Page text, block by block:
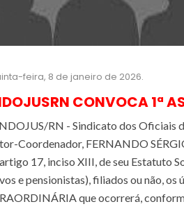
feira, 8 de janeiro de 2026.
CONVOCA 1ª
RN - Sindicato dos Oficiais
Coordenador, FERNANDO
17, inciso XIII, de seu Estatuto
e pensionistas), filiados ou não, os
que ocorrerá,